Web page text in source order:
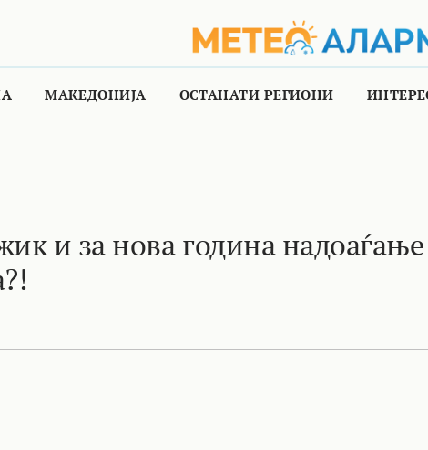
МАКЕДОНИЈА ОСТАНАТИ РЕГИОНИ
и за нова година